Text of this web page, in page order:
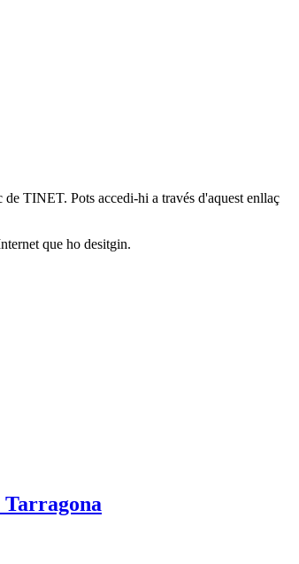
TINET. Pots accedi-hi a través d'aquest enllaç
que ho desitgin.